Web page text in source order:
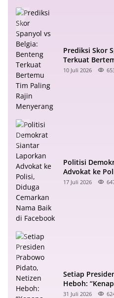
Prediksi Skor
Terkuat
Menyerang
10 Juli 2026
Politisi
Advokat ke
Nama Baik di
17 Juli 2026
Setiap
Heboh:
31 Juli 2026